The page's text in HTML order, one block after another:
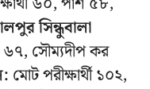
সিন্ধুবালা
৬৭, সৌম্যদীপ কর
মোট পরীক্ষার্থী ১০২,